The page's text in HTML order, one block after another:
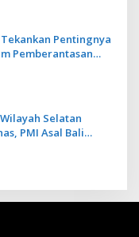
Tekankan Pentingnya
Pemberantasan
Selatan
PMI Asal Bali